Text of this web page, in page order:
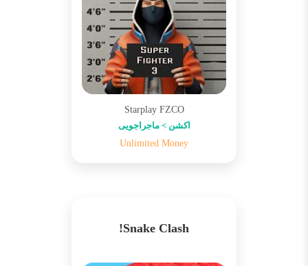
Starplay FZCO
اکشن > ماجراجویی
Unlimited Money
Snake Clash!